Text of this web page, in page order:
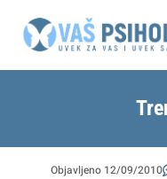
Objavljeno 12/09/2010